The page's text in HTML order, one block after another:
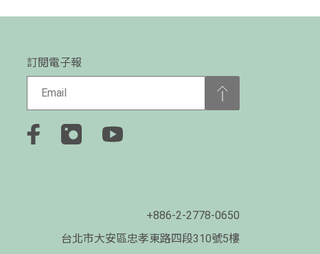
訂閱電子報
+886-2-2778-0650
台北市大安區忠孝東路四段310號5樓